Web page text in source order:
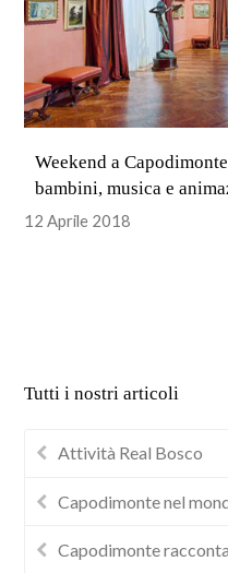
Weekend a
bambini, musica e
12 Aprile 2018
Tutti i nostri articoli
Attività Real Bosco
Capodimonte nel
Capodimonte racconta